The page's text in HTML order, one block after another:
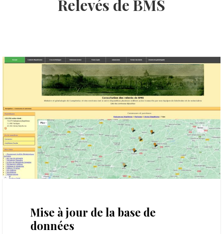
Relevés de BMS
Mise à jour de la base de
données